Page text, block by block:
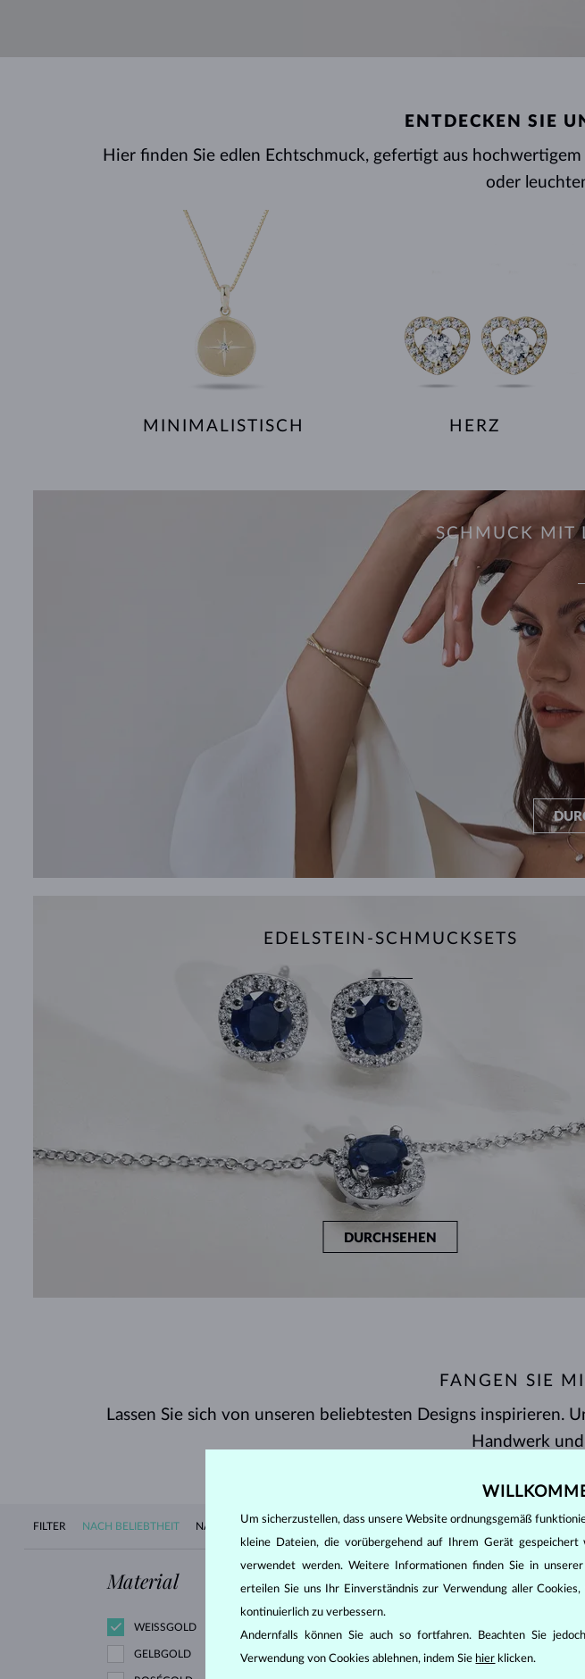
ENTDECKEN SIE
Hier finden Sie edlen Echtschmuck, gefertigt aus
oder
MINIMALISTISCH HERZ
SCHMUCK MIT
EDELSTEIN-SCHMUCKSETS
DURCHSEHEN
FANGEN SIE
Lassen Sie sich von unseren beliebtesten Designs inspirieren.
Handwerk
FILTER NACH BELIEBTHEIT NACH VERFÜGBARKEIT NEUHEITEN
Material
WEISSGOLD
GELBGOLD
Edelstein
Um sicherzustellen, dass unsere Website ordnungsgemäß
kleine Dateien, die vorübergehend auf Ihrem Gerät gespeichert
verwendet werden. Weitere Informationen finden Sie in
erteilen Sie uns Ihr Einverständnis zur Verwendung aller
kontinuierlich zu verbessern.
Andernfalls können Sie auch so fortfahren. Beachten Sie
Verwendung von Cookies ablehnen, indem Sie hier klicken.